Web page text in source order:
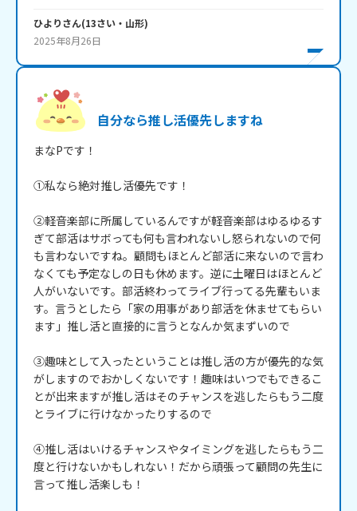
ひよりさん(13さい・ 山形)
2025年8月26日
自分なら推し活優先しますね
まなPです！
①私なら絶対推し活優先です！
②軽音楽部に所属しているんですが軽音楽部はゆるゆるす
ぎて部活はサボっても何も言われないし怒られないので何
も言わないですね。顧問もほとんど部活に来ないので言わ
なくても予定なしの日も休めます。逆に土曜日はほとんど
人がいないです。部活終わってライブ行ってる先輩もいま
す。言うとしたら「家の用事があり部活を休ませてもらい
ます」推し活と直接的に言うとなんか気まずいので
③趣味として入ったということは推し活の方が優先的な気
がしますのでおかしくないです！趣味はいつでもできるこ
とが出来ますが推し活はそのチャンスを逃したらもう二度
とライブに行けなかったりするので
④推し活はいけるチャンスやタイミングを逃したらもう二
度と行けないかもしれない！だから頑張って顧問の先生に
言って推し活楽しも！